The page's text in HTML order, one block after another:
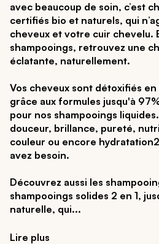
avec beaucoup de soin, c’est
certifiés bio et naturels, qui
cheveux et votre cuir chevelu.
shampooings, retrouvez une
éclatante, naturellement.
Vos cheveux sont détoxifiés
grâce aux formules jusqu'à
pour nos shampooings
douceur, brillance, pureté,
couleur ou encore
avez besoin.
Découvrez aussi les
shampooings solides 2 en 1,
naturelle, qui
Lire plus